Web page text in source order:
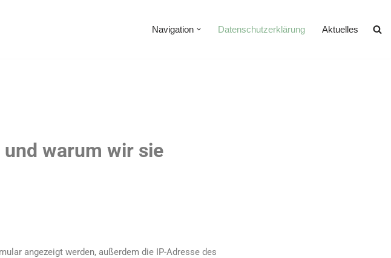
Navigation Datenschutzerklärung Aktuelles
warum wir sie
angezeigt werden, außerdem die IP-Adresse des